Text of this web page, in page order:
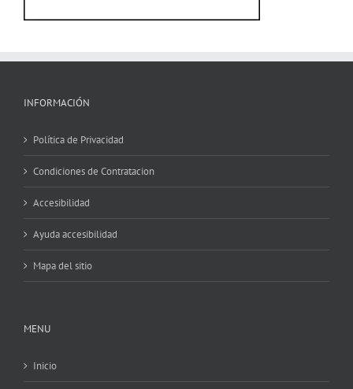
INFORMACIÓN
Política de Privacidad
Condiciones de Contratacion
Accesibilidad
Ayuda accesibilidad
Mapa del sitio
MENU
Inicio